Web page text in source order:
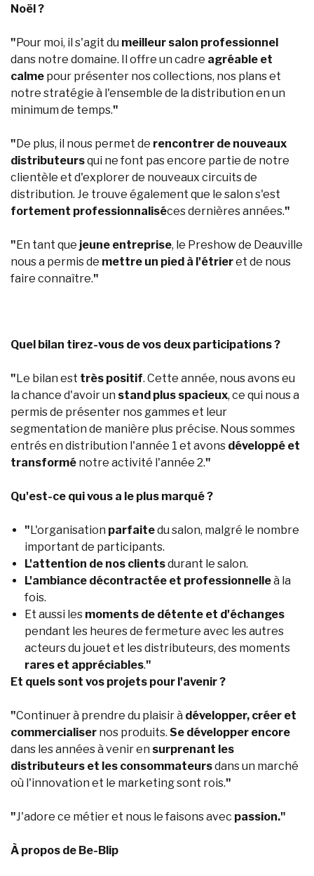
Noël ?
"Pour moi, il s'agit du meilleur salon professionnel
dans notre domaine. Il offre un cadre agréable et
calme pour présenter nos collections, nos plans et
notre stratégie à l'ensemble de la distribution en un
minimum de temps."
"De plus, il nous permet de rencontrer de nouveaux
distributeursqui ne font pas encore partie de notre
clientèle et d'explorer de nouveaux circuits de
distribution. Je trouve également que le salon s'est
fortement professionnaliséces dernières années."
"En tant que jeune entreprise, le Preshow de Deauville
nous a permis de mettre un pied à l'étrieret de nous
faire connaître."
Quel bilan tirez-vous de vos deux participations ?
"Le bilan est très positif. Cette année, nous avons eu
la chance d'avoir un stand plus spacieux, ce qui nous a
permis de présenter nos gammes et leur
segmentation de manière plus précise. Nous sommes
entrés en distribution l'année 1 et avons développé et
transformé notre activité l'année 2."
Qu'est-ce qui vous a le plus marqué ?
"L'organisation parfaitedu salon, malgré le nombre
important de participants.
L'attention de nos clientsdurant le salon.
L'ambiance décontractée et professionnelleà la
fois.
Et aussi les moments de détente et d'échanges
pendant les heures de fermeture avec les autres
acteurs du jouet et les distributeurs, des moments
rares et appréciables."
Et quels sont vos projets pour l'avenir ?
"Continuer à prendre du plaisir à développer, créer et
commercialiser nos produits. Se développer encore
dans les années à venir en surprenant les
distributeurs et les consommateursdans un marché
où l'innovation et le marketing sont rois."
"J'adore ce métier et nous le faisons avec passion."
À propos de Be-Blip